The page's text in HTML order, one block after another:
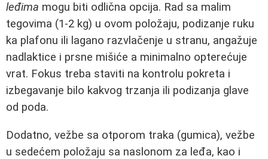
leđima mogu biti odlična opcija. Rad sa malim
tegovima (1-2 kg) u ovom položaju, podizanje ruku
ka plafonu ili lagano razvlačenje u stranu, angažuje
nadlaktice i prsne mišiće a minimalno opterećuje
vrat. Fokus treba staviti na kontrolu pokreta i
izbegavanje bilo kakvog trzanja ili podizanja glave
od poda.
Dodatno, vežbe sa otporom traka (gumica), vežbe
u sedećem položaju sa naslonom za leđa, kao i